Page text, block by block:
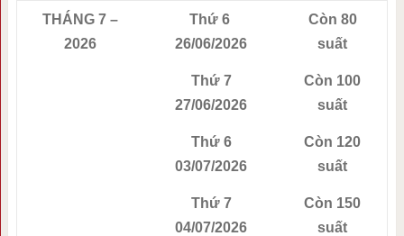
THÁNG 7 –
2026
Thứ 6
26/06/2026
Còn 80
suất
Thứ 7
27/06/2026
Còn 100
suất
Thứ 6
03/07/2026
Còn 120
suất
Thứ 7
04/07/2026
Còn 150
suất